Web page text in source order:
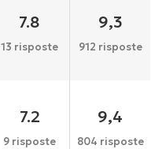
7.8
13 risposte
9,3
912 risposte
7.2
9 risposte
9,4
804 risposte